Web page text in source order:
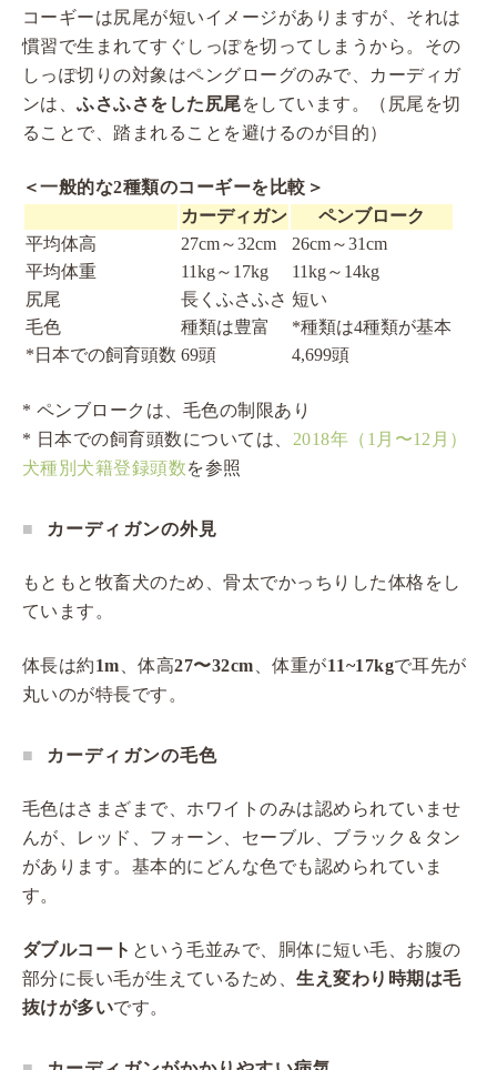
コーギーは尻尾が短いイメージがありますが、それは
慣習で生まれてすぐしっぽを切ってしまうから。その
しっぽ切りの対象はペングローグのみで、カーディガ
ンは、ふさふさをした尻尾をしています。（尻尾を切
ることで、踏まれることを避けるのが目的）
＜一般的な2種類のコーギーを比較＞
カーディガン
ペンブローク
平均体高
27cm～32cm
26cm～31cm
平均体重
11kg～17kg
11kg～14kg
尻尾
長くふさふさ 短い
毛色
種類は豊富
*種類は4種類が基本
*日本での飼育頭数 69頭 4,699頭
* ペンブロークは、毛色の制限あり
* 日本での飼育頭数については、 2018年（1月〜12月）
犬種別犬籍登録頭数を参照
カーディガンの外見
もともと牧畜犬のため、骨太でかっちりした体格をし
ています。
体長は約1m 、体高27〜32cm 、体重が11~17kgで耳先が
丸いのが特長です。
カーディガンの毛色
毛色はさまざまで、ホワイトのみは認められていませ
んが、レッド、フォーン、セーブル、ブラック＆タン
があります。基本的にどんな色でも認められていま
す。
ダブルコート という毛並みで、胴体に短い毛、お腹の
部分に長い毛が生えているため、生え変わり時期は毛
抜けが多いです。